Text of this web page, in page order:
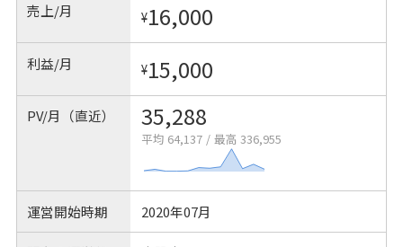
売上/月 ¥16,000
利益/月 ¥15,000
PV/月（直近） 35,288
平均 64,137 / 最高 336,955
運営開始時期 2020年07月